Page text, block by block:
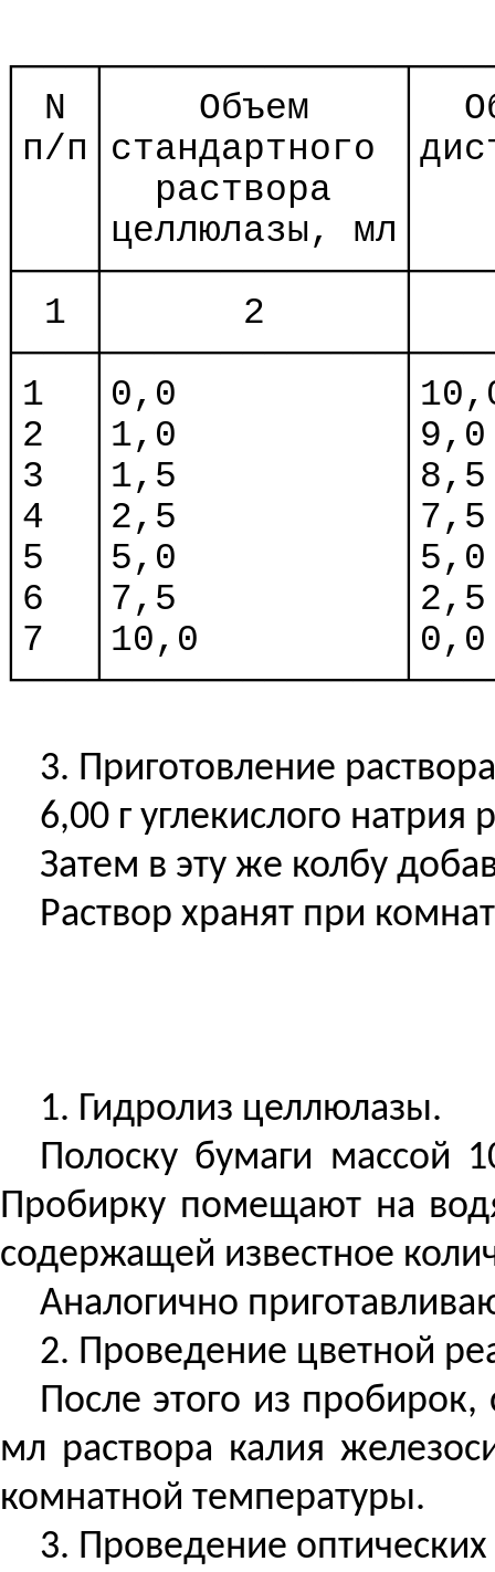
│ N │
Объем
п/п│стандартного
раствора
│целлюлазы, мл│
│ 1 │
2
│1
│0,0
│2
│1,0
│9,0
│3
│1,5
│8,5
│4
│2,5
│7,5
│5
│5,0
│5,0
│6
│7,5
│2,5
│7
│10,0
│0,0
3. Приготовление
6,00 г углекислого
Затем в эту же колбу
Раствор хранят при
1. Гидролиз целлюлазы.
Полоску бумаги массой
Пробирку помещают на
содержащей известное
Аналогично
2. Проведение цветной
После этого из
мл раствора калия
комнатной температуры.
3. Проведение